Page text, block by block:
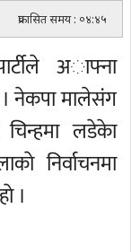
प्रकासित समय : ०४:४५
अाफ्ना
। नेकपा मालेसंग
लडेकेा
निर्वाचनमा
।